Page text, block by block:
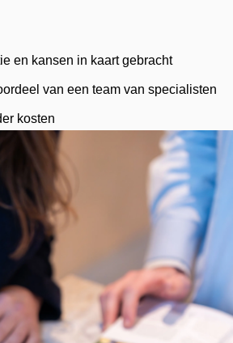
en kansen in kaart gebracht
van een team van specialisten
kosten